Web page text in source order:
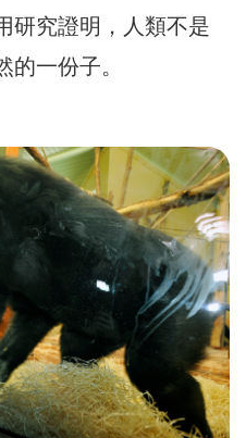
研究證明，人類不是
一份子。